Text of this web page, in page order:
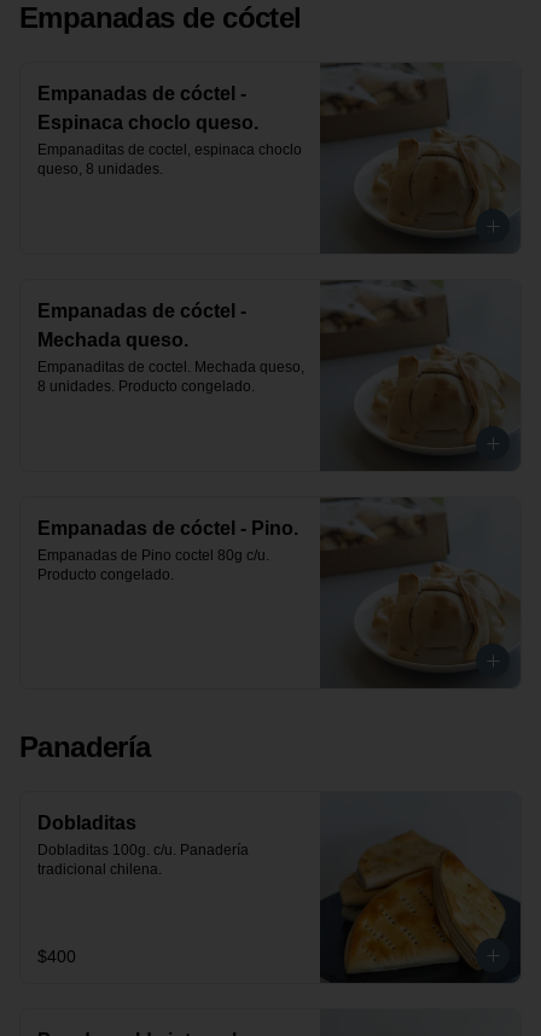
Empanadas de cóctel
Empanadas de cóctel -
Espinaca choclo queso.
Empanaditas de coctel, espinaca choclo
queso, 8 unidades.
Empanadas de cóctel -
Mechada queso.
Empanaditas de coctel. Mechada queso,
8 unidades. Producto congelado.
Empanadas de cóctel - Pino.
Empanadas de Pino coctel 80g c/u.
Producto congelado.
Panadería
Dobladitas
Dobladitas 100g. c/u. Panadería
tradicional chilena.
$400